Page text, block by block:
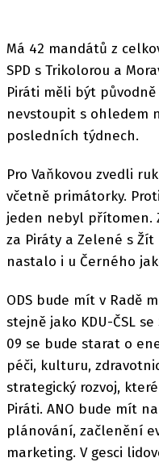
Má 42 mandátů z
SPD s Trikolorou a
Piráti měli být
nevstoupit s ohledem
posledních týdnech.
Pro Vaňkovou zvedli
včetně primátorky.
jeden nebyl přítomen.
za Piráty a Zelené s
nastalo i u Černého
ODS bude mít v Radě
stejně jako KDU-ČSL se
09 se bude starat o
péči, kulturu,
strategický rozvoj,
Piráti. ANO bude mít
plánování, začlenění
marketing. V gesci